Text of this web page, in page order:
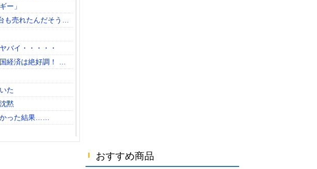
ー」
も売れたんだそうで
バイ・・・・・
経済は絶好調！ 韓
ら……さ
た
黙
かった結果……
おすすめ商品